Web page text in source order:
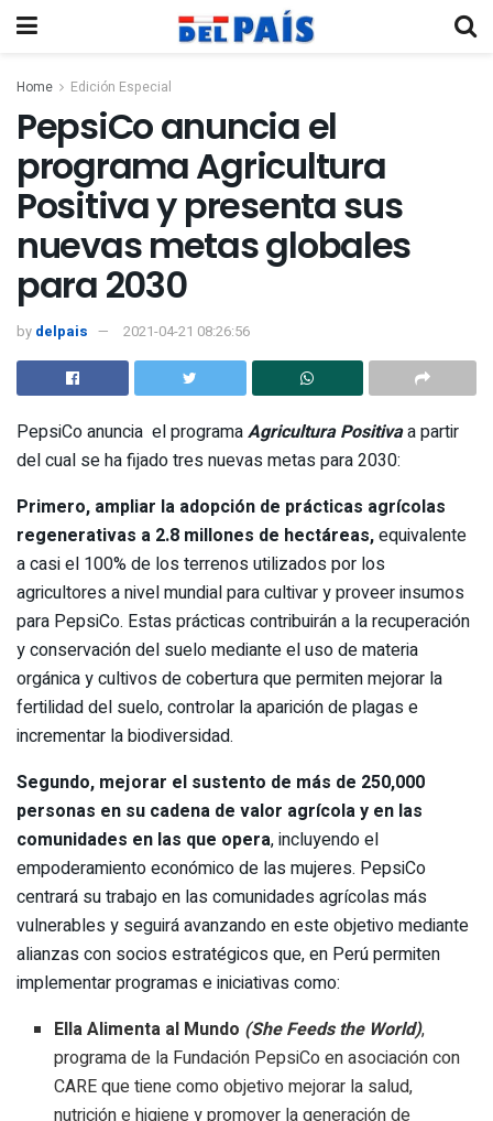
Home Edición Especial
PepsiCo anuncia el
programa Agricultura
Positiva y presenta sus
nuevas metas globales
para 2030
by delpais 2021-04-21 08:26:56
PepsiCo anuncia el programaAgricultura Positivaa partir
del cual se ha fijado tres nuevas metas para 2030:
Primero, ampliar la adopción de prácticas agrícolas
regenerativas a 2.8 millones de hectáreas,equivalente
a casi el 100% de los terrenos utilizados por los
agricultores a nivel mundial para cultivar y proveer insumos
para PepsiCo. Estas prácticas contribuirán a la recuperación
y conservación del suelo mediante el uso de materia
orgánica y cultivos de cobertura que permiten mejorar la
fertilidad del suelo, controlar la aparición de plagas e
incrementar la biodiversidad.
Segundo, mejorar el sustento de más de 250,000
personas en su cadena de valor agrícola y en las
comunidades en las que opera, incluyendo el
empoderamiento económico de las mujeres. PepsiCo
centrará su trabajo en las comunidades agrícolas más
vulnerables y seguirá avanzando en este objetivo mediante
alianzas con socios estratégicos que, en Perú permiten
implementar programas e iniciativas como:
Ella Alimenta al Mundo (She Feeds the World),
programa de la Fundación PepsiCo en asociación con
CARE que tiene como objetivo mejorar la salud,
nutrición e higiene y promover la generación de